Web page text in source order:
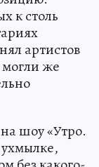
к столь
артистов
же
шоу «Утро.